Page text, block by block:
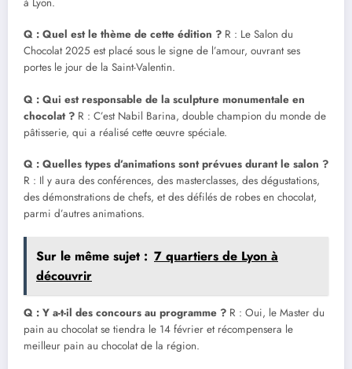
Q : Quel est le thème de cette édition ? R : Le Salon du
Chocolat 2025 est placé sous le signe de l’amour, ouvrant ses
portes le jour de la Saint-Valentin.
Q : Qui est responsable de la sculpture monumentale en
chocolat ? R : C’est Nabil Barina, double champion du monde de
pâtisserie, qui a réalisé cette œuvre spéciale.
Q : Quelles types d’animations sont prévues durant le salon ?
R : Il y aura des conférences, des masterclasses, des dégustations,
des démonstrations de chefs, et des défilés de robes en chocolat,
parmi d’autres animations.
Sur le même sujet : 7 quartiers de Lyon à
découvrir
Q : Y a-t-il des concours au programme ? R : Oui, le Master du
pain au chocolat se tiendra le 14 février et récompensera le
meilleur pain au chocolat de la région.